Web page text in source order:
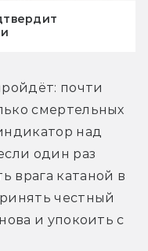
почти
смертельных
над
один раз
врага катаной в
честный
и упокоить с